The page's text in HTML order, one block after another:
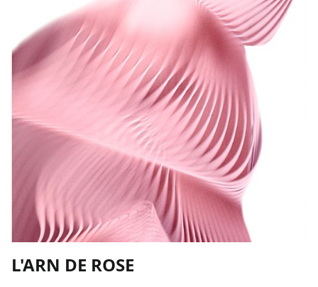
L'ARN DE ROSE